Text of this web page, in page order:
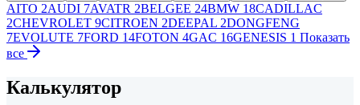
AITO 2AUDI 7AVATR 2BELGEE 24BMW 18CADILLAC
2CHEVROLET 9CITROEN 2DEEPAL 2DONGFENG
7EVOLUTE 7FORD 14FOTON 4GAC 16GENESIS 1 Показать
все
Калькулятор